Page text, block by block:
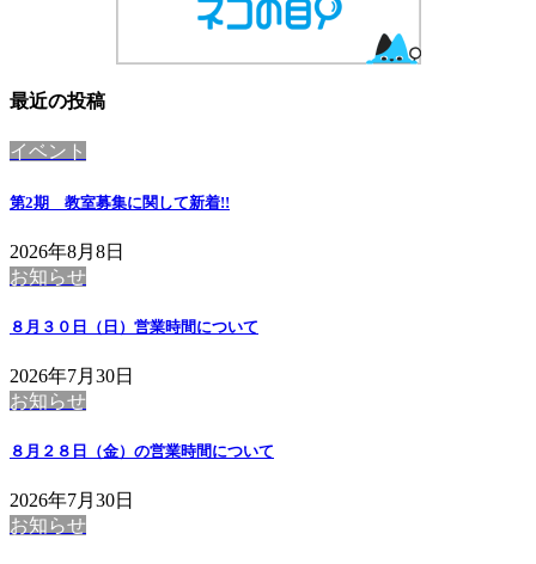
最近の投稿
イベント
第2期 教室募集に関して新着!!
2026年8月8日
お知らせ
８月３０日（日）営業時間について
2026年7月30日
お知らせ
８月２８日（金）の営業時間について
2026年7月30日
お知らせ